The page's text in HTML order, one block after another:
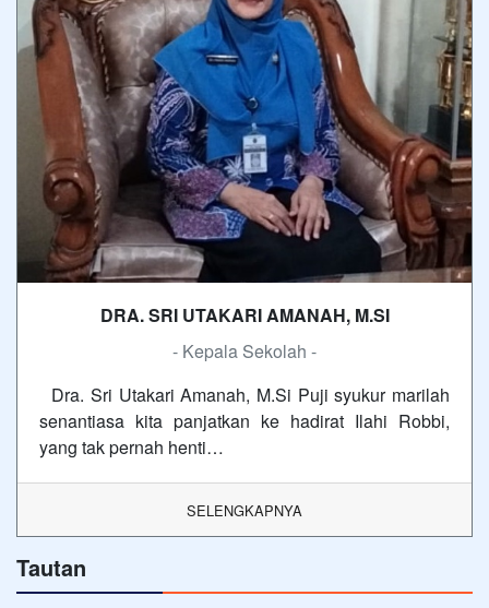
DRA. SRI UTAKARI AMANAH, M.SI
- Kepala Sekolah -
Dra. Sri Utakari Amanah, M.Si Puji syukur marilah
senantiasa kita panjatkan ke hadirat Ilahi Robbi,
yang tak pernah henti…
SELENGKAPNYA
Tautan